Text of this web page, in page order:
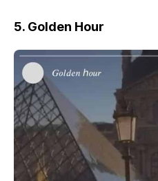
5. Golden Hour